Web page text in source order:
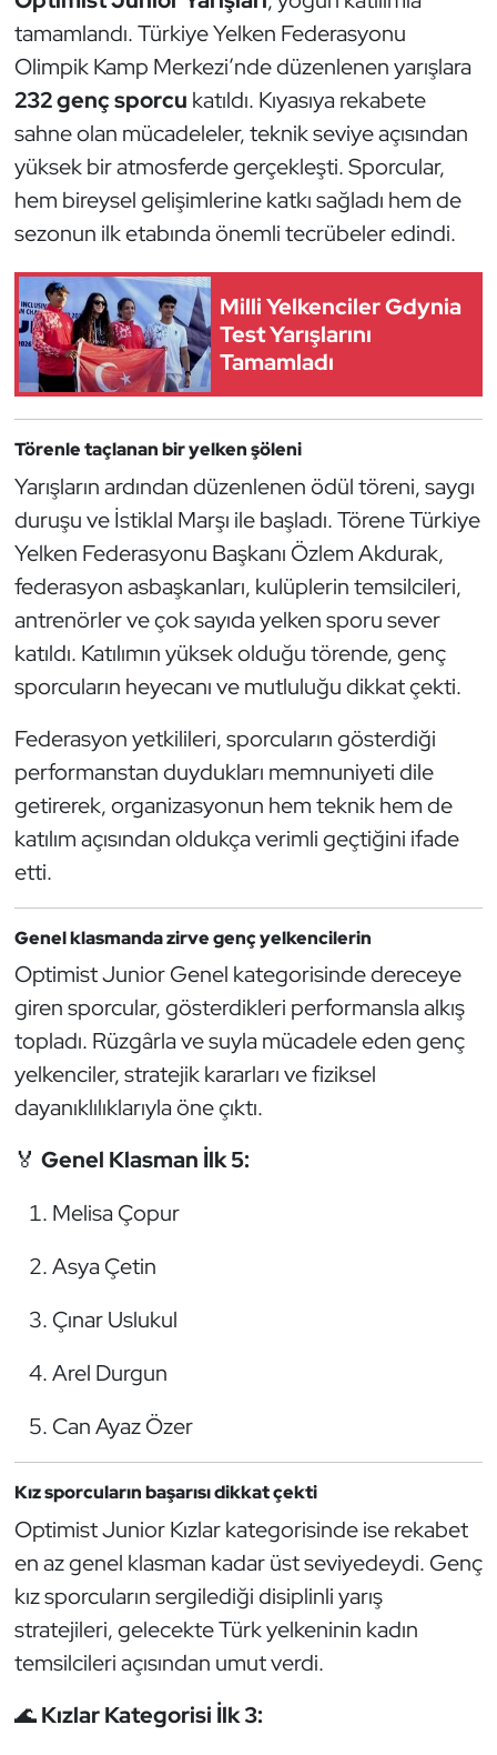
tamamlandı. Türkiye Yelken Federasyonu
Olimpik Kamp Merkezi’nde düzenlenen yarışlara
232 genç sporcu katıldı. Kıyasıya rekabete
sahne olan mücadeleler, teknik seviye açısından
yüksek bir atmosferde gerçekleşti. Sporcular,
hem bireysel gelişimlerine katkı sağladı hem de
sezonun ilk etabında önemli tecrübeler edindi.
Milli Yelkenciler Gdynia
Test Yarışlarını
Tamamladı
Törenle taçlanan bir yelken şöleni
Yarışların ardından düzenlenen ödül töreni, saygı
duruşu ve İstiklal Marşı ile başladı. Törene Türkiye
Yelken Federasyonu Başkanı Özlem Akdurak,
federasyon asbaşkanları, kulüplerin temsilcileri,
antrenörler ve çok sayıda yelken sporu sever
katıldı. Katılımın yüksek olduğu törende, genç
sporcuların heyecanı ve mutluluğu dikkat çekti.
Federasyon yetkilileri, sporcuların gösterdiği
performanstan duydukları memnuniyeti dile
getirerek, organizasyonun hem teknik hem de
katılım açısından oldukça verimli geçtiğini ifade
etti.
Genel klasmanda zirve genç yelkencilerin
Optimist Junior Genel kategorisinde dereceye
giren sporcular, gösterdikleri performansla alkış
topladı. Rüzgârla ve suyla mücadele eden genç
yelkenciler, stratejik kararları ve fiziksel
dayanıklılıklarıyla öne çıktı.
🏅 Genel Klasman İlk 5:
Melisa Çopur
Asya Çetin
Çınar Uslukul
Arel Durgun
Can Ayaz Özer
Kız sporcuların başarısı dikkat çekti
Optimist Junior Kızlar kategorisinde ise rekabet
en az genel klasman kadar üst seviyedeydi. Genç
kız sporcuların sergilediği disiplinli yarış
stratejileri, gelecekte Türk yelkeninin kadın
temsilcileri açısından umut verdi.
🌊Kızlar Kategorisi İlk 3:
Futbol
Futsal
Genel
Golf
Güreş
Halter
Hava Sporları
Hentbol
İşitme Engelli Sporcular
Judo ve Kuraş
Kano ve Rafting
Karate
Kempo
Kick Boks
Masa Tenisi
Modern Pentatlon
Motor Sporları
Muay Thai
Okçuluk
Optimist
Ragbi
Satranç
Su Topu
Sualtı Sporları